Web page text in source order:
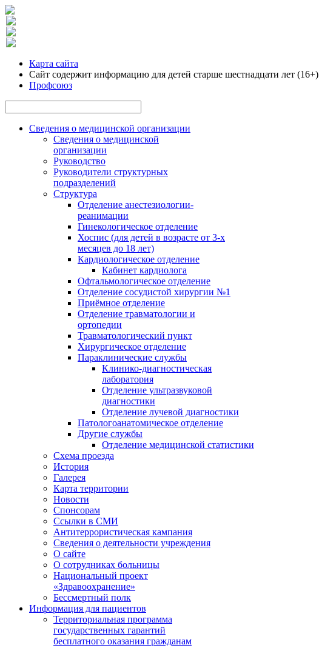
Карта сайта
Сайт содержит информацию для детей старше шестнадцати лет (16+)
Профсоюз
Сведения о медицинской организации
Сведения о медицинской
организации
Руководство
Руководители структурных
подразделений
Структура
Отделение анестезиологии-
реанимации
Гинекологическое отделение
Хоспис (для детей в возрасте от 3-х
месяцев до 18 лет)
Кардиологическое отделение
Кабинет кардиолога
Офтальмологическое отделение
Отделение сосудистой хирургии №1
Приёмное отделение
Отделение травматологии и
ортопедии
Травматологический пункт
Хирургическое отделение
Параклинические службы
Клинико-диагностическая
лаборатория
Отделение ультразвуковой
диагностики
Отделение лучевой диагностики
Патологоанатомическое отделение
Другие службы
Отделение медицинской статистики
Схема проезда
История
Галерея
Карта территории
Новости
Спонсорам
Ссылки в СМИ
Антитеррористическая кампания
Сведения о деятельности учреждения
О сайте
О сотрудниках больницы
Национальный проект
«Здравоохранение»
Бессмертный полк
Информация для пациентов
Территориальная программа
государственных гарантий
бесплатного оказания гражданам